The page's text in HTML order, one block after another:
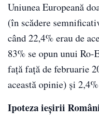
Uniunea Europeană
(în scădere
când 22,4% erau de
83% se opun unui
față față de februarie
această opinie) și
Ipoteza ieșirii